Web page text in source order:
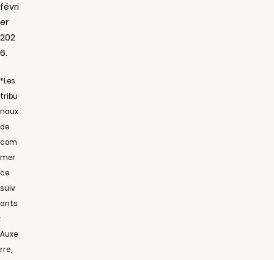
févri
er
202
6.
*Les
tribu
naux
de
com
mer
ce
suiv
ants
:
Auxe
rre,